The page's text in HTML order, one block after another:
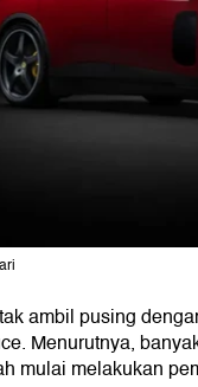
ambil pusing
Menurutnya,
mulai melakukan